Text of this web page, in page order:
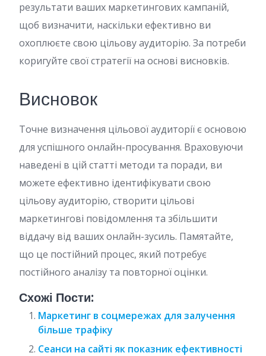
результати ваших маркетингових кампаній,
щоб визначити, наскільки ефективно ви
охоплюєте свою цільову аудиторію. За потреби
коригуйте свої стратегії на основі висновків.
Висновок
Точне визначення цільової аудиторії є основою
для успішного онлайн-просування. Враховуючи
наведені в цій статті методи та поради, ви
можете ефективно ідентифікувати свою
цільову аудиторію, створити цільові
маркетингові повідомлення та збільшити
віддачу від ваших онлайн-зусиль. Памятайте,
що це постійний процес, який потребує
постійного аналізу та повторної оцінки.
Схожі Пости:
Маркетинг в соцмережах для залучення
більше трафіку
Сеанси на сайті як показник ефективності